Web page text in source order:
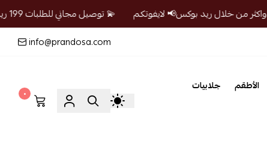
💫 توصيل مجاني للطلبات 199 ريال واكثر من خلال ريد بوكس📢 لايفوتكم
info@prandosa.com
الأطقم
جلابيات
٠